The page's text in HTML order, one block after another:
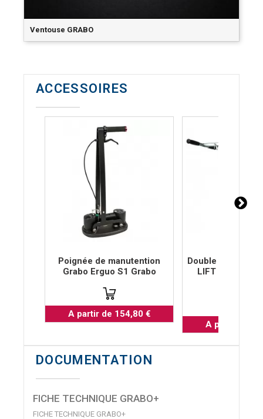
Ventouse GRABO
ACCESSOIRES
Poignée de manutention
Grabo Erguo S1 Grabo
A partir de 154,80 €
Double poignée
LIFT 120 pour
A partir de
DOCUMENTATION
FICHE TECHNIQUE GRABO+
FICHE TECHNIQUE GRABO+